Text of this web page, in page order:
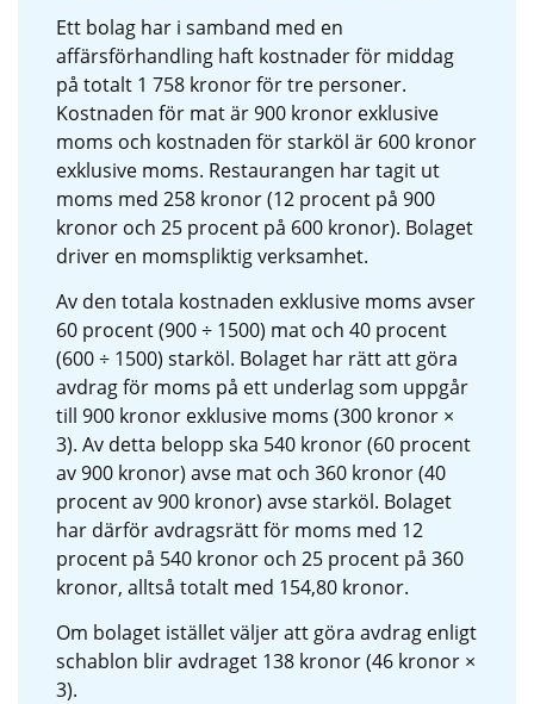
Ett bolag har i samband med en
affärsförhandling haft kostnader för middag
på totalt 1 758 kronor för tre personer.
Kostnaden för mat är 900 kronor exklusive
moms och kostnaden för starköl är 600 kronor
exklusive moms. Restaurangen har tagit ut
moms med 258 kronor (12 procent på 900
kronor och 25 procent på 600 kronor). Bolaget
driver en momspliktig verksamhet.
Av den totala kostnaden exklusive moms avser
60 procent (900 ÷ 1500) mat och 40 procent
(600 ÷ 1500) starköl. Bolaget har rätt att göra
avdrag för moms på ett underlag som uppgår
till 900 kronor exklusive moms (300 kronor ×
3). Av detta belopp ska 540 kronor (60 procent
av 900 kronor) avse mat och 360 kronor (40
procent av 900 kronor) avse starköl. Bolaget
har därför avdragsrätt för moms med 12
procent på 540 kronor och 25 procent på 360
kronor, alltså totalt med 154,80 kronor.
Om bolaget istället väljer att göra avdrag enligt
schablon blir avdraget 138 kronor (46 kronor ×
3).